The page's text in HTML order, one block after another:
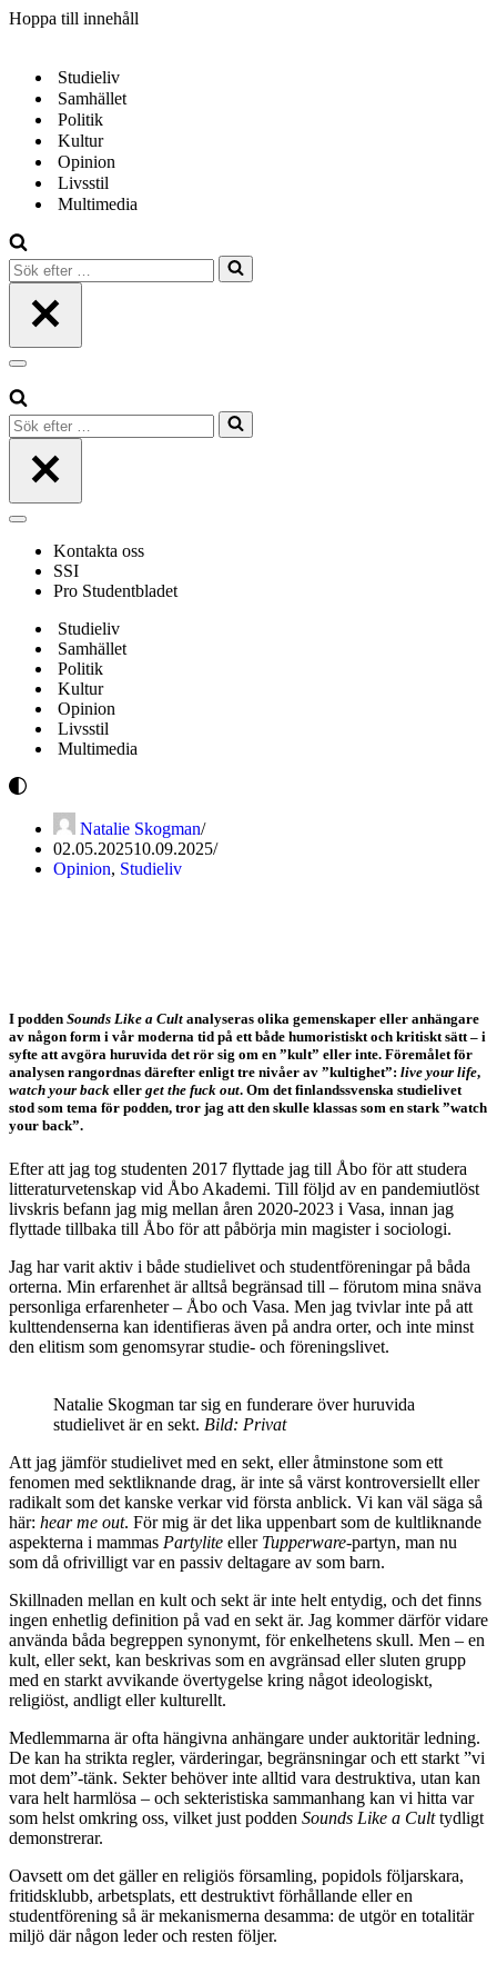
Hoppa till innehåll
Studieliv
Samhället
Politik
Kultur
Opinion
Livsstil
Multimedia
Sök
efter
Navigeringsmeny
Sök
efter
Navigeringsmeny
Kontakta oss
SSI
Pro Studentbladet
Studieliv
Samhället
Politik
Kultur
Opinion
Livsstil
Multimedia
Natalie Skogman
02.05.202510.09.2025
Opinion, Studieliv
I podden Sounds Like a Cult analyseras olika gemenskaper eller anhängare
av någon form i vår moderna tid på ett både humoristiskt och kritiskt sätt – i
syfte att avgöra huruvida det rör sig om en ”kult” eller inte. Föremålet för
analysen rangordnas därefter enligt tre nivåer av ”kultighet”: live your life,
watch your back eller get the fuck out. Om det finlandssvenska studielivet
stod som tema för podden, tror jag att den skulle klassas som en stark ”watch
your back”.
Efter att jag tog studenten 2017 flyttade jag till Åbo för att studera
litteraturvetenskap vid Åbo Akademi. Till följd av en pandemiutlöst
livskris befann jag mig mellan åren 2020-2023 i Vasa, innan jag
flyttade tillbaka till Åbo för att påbörja min magister i sociologi.
Jag har varit aktiv i både studielivet och studentföreningar på båda
orterna. Min erfarenhet är alltså begränsad till – förutom mina snäva
personliga erfarenheter – Åbo och Vasa. Men jag tvivlar inte på att
kulttendenserna kan identifieras även på andra orter, och inte minst
den elitism som genomsyrar studie- och föreningslivet.
Natalie Skogman tar sig en funderare över huruvida
studielivet är en sekt. Bild: Privat
Att jag jämför studielivet med en sekt, eller åtminstone som ett
fenomen med sektliknande drag, är inte så värst kontroversiellt eller
radikalt som det kanske verkar vid första anblick. Vi kan väl säga så
här: hear me out. För mig är det lika uppenbart som de kultliknande
aspekterna i mammas Partylite eller Tupperware-partyn, man nu
som då ofrivilligt var en passiv deltagare av som barn.
Skillnaden mellan en kult och sekt är inte helt entydig, och det finns
ingen enhetlig definition på vad en sekt är. Jag kommer därför vidare
använda båda begreppen synonymt, för enkelhetens skull. Men – en
kult, eller sekt, kan beskrivas som en avgränsad eller sluten grupp
med en starkt avvikande övertygelse kring något ideologiskt,
religiöst, andligt eller kulturellt.
Medlemmarna är ofta hängivna anhängare under auktoritär ledning.
De kan ha strikta regler, värderingar, begränsningar och ett starkt ”vi
mot dem”-tänk. Sekter behöver inte alltid vara destruktiva, utan kan
vara helt harmlösa – och sekteristiska sammanhang kan vi hitta var
som helst omkring oss, vilket just podden Sounds Like a Culttydligt
demonstrerar.
Oavsett om det gäller en religiös församling, popidols följarskara,
fritidsklubb, arbetsplats, ett destruktivt förhållande eller en
studentförening så är mekanismerna desamma: de utgör en totalitär
miljö där någon leder och resten följer.